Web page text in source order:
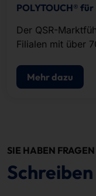
POLYTOUCH®
Der QSR-
Filialen mit über
Mehr dazu
SIE HABEN FRAGEN
Schreiben